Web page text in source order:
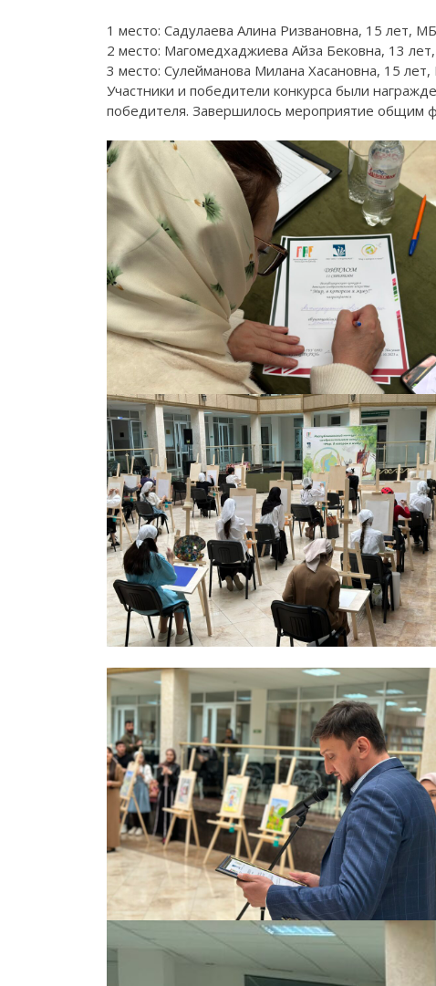
1 место: Садулаева Алина Ризвановна, 15 лет,
2 место: Магомедхаджиева Айза Бековна, 13
3 место: Сулейманова Милана Хасановна, 15
Участники и победители конкурса были
победителя. Завершилось мероприятие общим